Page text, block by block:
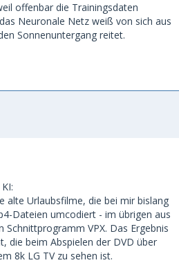
offenbar die Trainingsdaten
Neuronale Netz weiß von sich aus
Sonnenuntergang reitet.
alte Urlaubsfilme, die bei mir bislang
Dateien umcodiert - im übrigen aus
VPX. Das Ergebnis
die beim Abspielen der DVD über
8k LG TV zu sehen ist.